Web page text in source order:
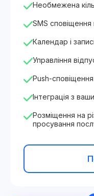
Необмежена
SMS сповіщення
Календар і
Управління
Push-
Інтеграція з
Розміщення на
просування